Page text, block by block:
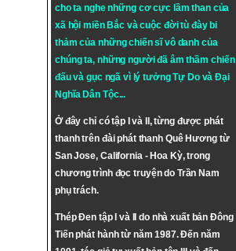
cho ta nghe những cơ cực lầm than của
xã hội miền Bắc và cuộc đời tù đày bi
thảm của những chiến sĩ vô danh của
chúng ta, những người đã âm thầm chiến
đấu và gục ngã vì lý tưởngTự DovàĐại
Nghĩa Dân Tộc...
Ở đây chỉ có tập I và II, từng được phát
thanh trên đài phát thanh Quê Hương từ
San Jose, California - Hoa Kỳ, trong
chương trình đọc truyện do Trần Nam
phụ trách.
Thép Đen tập I và II do nhà xuất bản Đông
Tiến phát hành từ năm 1987. Đến năm